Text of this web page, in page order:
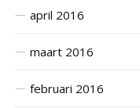
april 2016
maart 2016
februari 2016